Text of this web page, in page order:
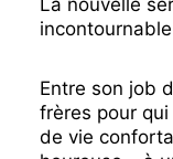
La nouvelle
Entre son job
frères pour
de vie